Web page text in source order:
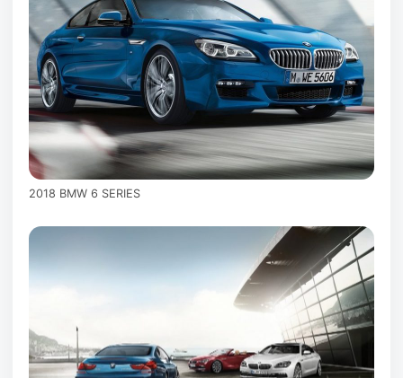
2018 BMW 6 SERIES